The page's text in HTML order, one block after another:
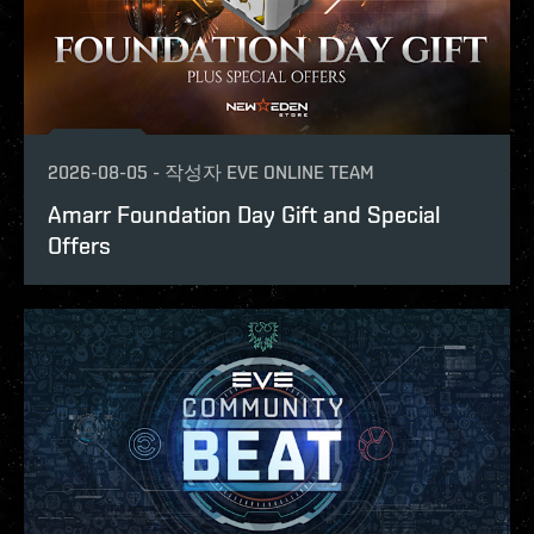
2026-08-05 - 작성자 EVE ONLINE TEAM
Amarr Foundation Day Gift and Special
Offers